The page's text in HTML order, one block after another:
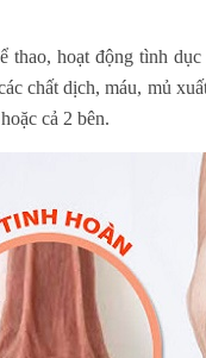
thao, hoạt động tình
chất dịch, máu, mủ
cả 2 bên.